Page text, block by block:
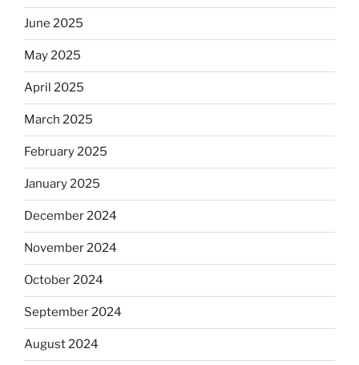
June 2025
May 2025
April 2025
March 2025
February 2025
January 2025
December 2024
November 2024
October 2024
September 2024
August 2024